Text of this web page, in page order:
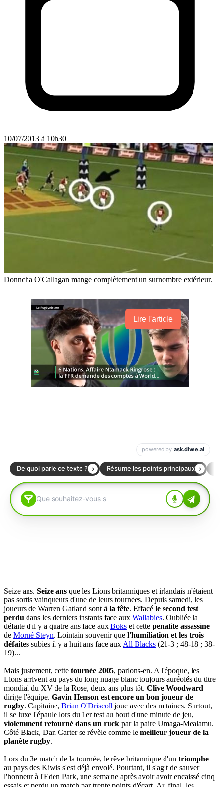
10/07/2013 à 10h30
Donncha O'Callagan mange complètement un surnombre extérieur.
Lire l'article
Seize ans. Seize ans que les Lions britanniques et irlandais n'étaient
pas sortis vainqueurs d'une de leurs tournées. Depuis samedi, les
joueurs de Warren Gatland sont à la fête. Effacé le second test
perdu dans les derniers instants face aux Wallabies. Oubliée la
défaite d'il y a quatre ans face aux Boks et cette pénalité assassine
de Morné Steyn. Lointain souvenir que l'humiliation et les trois
défaites subies il y a huit ans face aux All Blacks (21-3 ; 48-18 ; 38-
19)...
Mais justement, cette tournée 2005, parlons-en. A l'époque, les
Lions arrivent au pays du long nuage blanc toujours auréolés du titre
mondial du XV de la Rose, deux ans plus tôt. Clive Woodward
dirige l'équipe. Gavin Henson est encore un bon joueur de
rugby. Capitaine, Brian O'Driscoll joue avec des mitaines. Surtout,
il se luxe l'épaule lors du 1er test au bout d'une minute de jeu,
violemment retourné dans un ruck par la paire Umaga-Mealamu.
Côté Black, Dan Carter se révèle comme le meilleur joueur de la
planète rugby.
Lors du 3e match de la tournée, le rêve britannique d'un triomphe
au pays des Kiwis s'est déjà envolé. Pourtant, il s'agit de sauver
l'honneur à l'Eden Park, une semaine après avoir avoir encaissé cinq
essais et perdu un match par trente points d'écart. Au final, les